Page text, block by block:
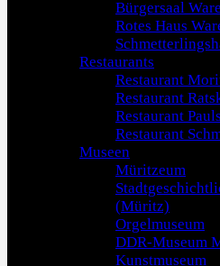
Bürgersaal
Rotes Haus
Restaurants
Restaurant
Restaurant
Restaurant
Restaurant
Museen
Müritzeum
(Müritz)
Orgelmuseum
DDR-Museum
Kunstmuseum